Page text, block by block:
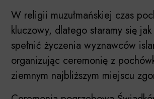
W religii muzułmańskiej czas
kluczowy, dlatego staramy się
spełnić życzenia wyznawców
organizując ceremonię z
ziemnym najbliższym miejscu